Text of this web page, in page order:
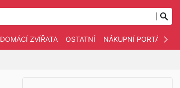
DOMÁCÍ ZVÍŘATA OSTATNÍ NÁKUPNÍ PORTÁLY